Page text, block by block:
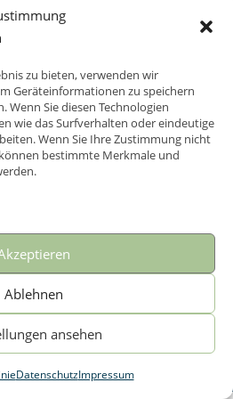
zu bieten, verwenden wir
Geräteinformationen zu speichern
Sie diesen Technologien
wie das Surfverhalten oder eindeutige
Wenn Sie Ihre Zustimmung nicht
bestimmte Merkmale und
Ablehnen
ansehen
DatenschutzImpressum
Lebenszeiten Wuppertal e. V.
Frauentag. „Frauen sind die
H.Beecher Stove
Kontakt
Richtlinie (EU)
byWordPress &
Themes